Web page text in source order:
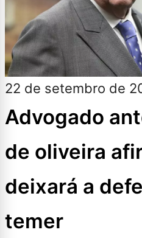
22 de setembro de
Advogado
de oliveira
deixará a
temer